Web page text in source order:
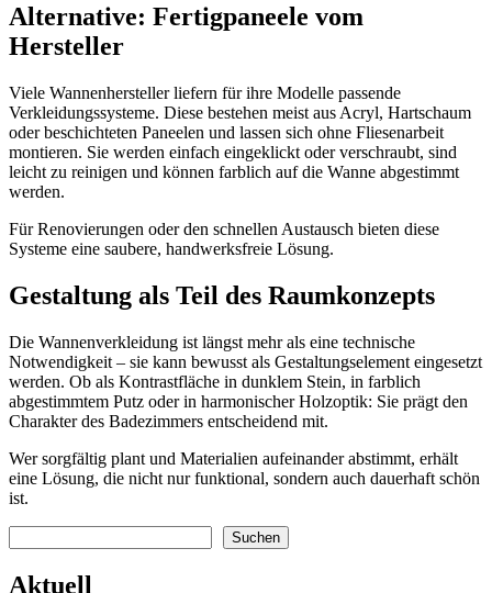
Alternative: Fertigpaneele vom
Hersteller
Viele Wannenhersteller liefern für ihre Modelle passende
Verkleidungssysteme. Diese bestehen meist aus Acryl, Hartschaum
oder beschichteten Paneelen und lassen sich ohne Fliesenarbeit
montieren. Sie werden einfach eingeklickt oder verschraubt, sind
leicht zu reinigen und können farblich auf die Wanne abgestimmt
werden.
Für Renovierungen oder den schnellen Austausch bieten diese
Systeme eine saubere, handwerksfreie Lösung.
Gestaltung als Teil des Raumkonzepts
Die Wannenverkleidung ist längst mehr als eine technische
Notwendigkeit – sie kann bewusst als Gestaltungselement eingesetzt
werden. Ob als Kontrastfläche in dunklem Stein, in farblich
abgestimmtem Putz oder in harmonischer Holzoptik: Sie prägt den
Charakter des Badezimmers entscheidend mit.
Wer sorgfältig plant und Materialien aufeinander abstimmt, erhält
eine Lösung, die nicht nur funktional, sondern auch dauerhaft schön
ist.
Suchen
Aktuell